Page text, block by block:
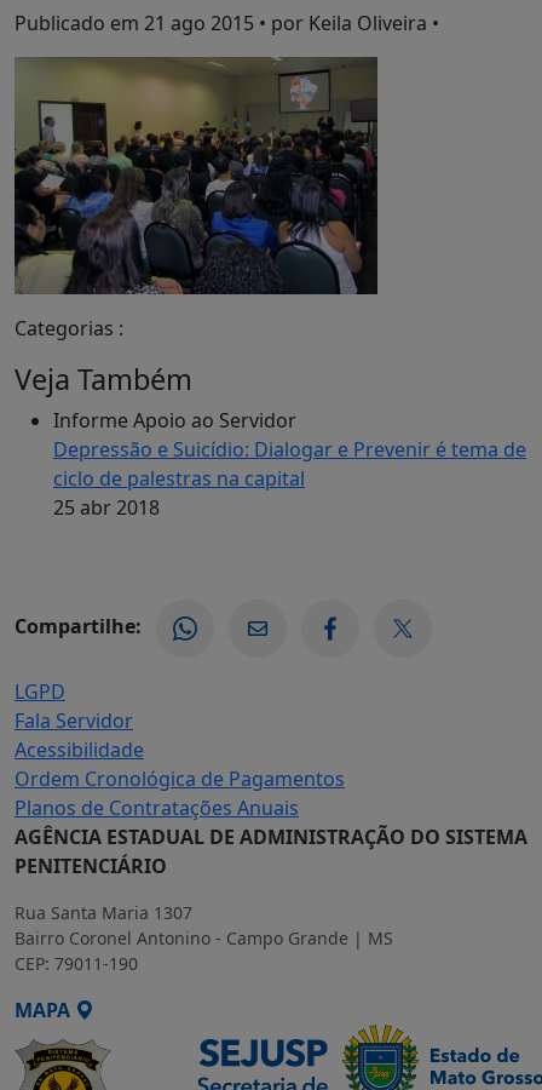
Publicado em 21 ago 2015 • por Keila Oliveira •
Categorias :
Veja Também
Informe Apoio ao Servidor
Depressão e Suicídio: Dialogar e Prevenir é tema de
ciclo de palestras na capital
25 abr 2018
Compartilhe:
LGPD
Fala Servidor
Acessibilidade
Ordem Cronológica de Pagamentos
Planos de Contratações Anuais
AGÊNCIA ESTADUAL DE ADMINISTRAÇÃO DO SISTEMA
PENITENCIÁRIO
Rua Santa Maria 1307
Bairro Coronel Antonino - Campo Grande | MS
CEP: 79011-190
MAPA